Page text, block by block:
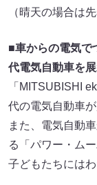
（晴天の場合は
■車からの電気
代電気自動車を
「MITSUBISHI
代の電気自動車が
また、電気自動
る「パワー・ム
子どもたちには